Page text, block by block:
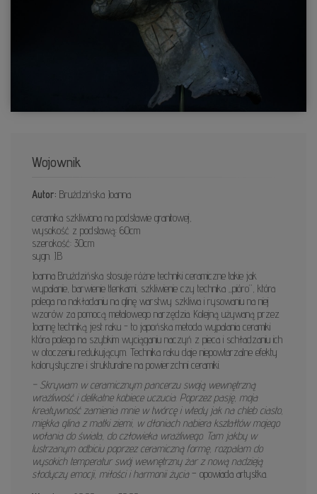
Wojownik
Autor: Bruździńska Joanna
ceramika szkliwiona na podstawie granitowej,
wysokość z podstawą: 60cm
szerokość: 30cm
sygn. J.B
Joanna Bruździńska stosuje różne techniki ceramiczne takie jak
wypalanie, barwienie tlenkami, szkliwienie czy technika „pióro”, która
polega na nakładaniu na glinę warstwy szkliwa i rysowaniu na niej
wzorów za pomocą metalowego narzędzia. Kolejną używaną przez
Joannę techniką jest raku - to japońska metoda wypalania ceramiki
która polega na szybkim wyciąganiu naczyń z pieca i schładzaniu ich
w otoczeniu redukującym. Technika raku daje niepowtarzalne efekty
kolorystyczne i strukturalne na powierzchni ceramiki.
– Skrywam w ceramicznym pancerzu swoją wewnętrzną
wrażliwość i delikatne kobiece uczucia. Poprzez pasję, moja
kreatywność zamienia mnie w twórcę i wtedy jak na chleb ciasto,
miękka glina z matki ziemi, w dłoniach nabiera kształtów mojego
wołania do świata, do człowieka wrażliwego. Tam jakby w
lustrzanym odbiciu poprzez ceramiczną formę, rozpalam do
wysokich temperatur swój wewnętrzny żar z nową nadzieją
słodyczy emocji, miłości i harmonii życia– opowiada artystka.